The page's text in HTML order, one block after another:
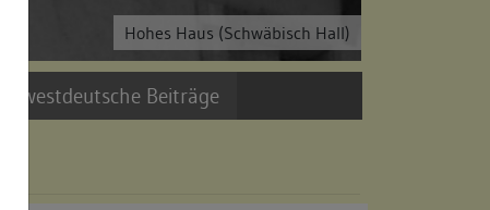
Hohes Haus (Schwäbisch Hall)
Südwestdeutsche Beiträge